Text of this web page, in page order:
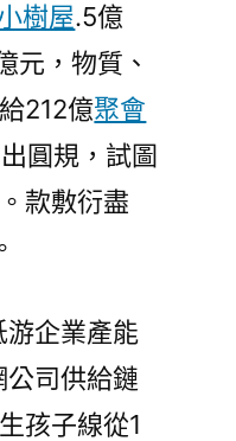
樹屋.5億
元，物質、
212億聚會
圓規，試圖
款敷衍盡
游企業產能
公司供給鏈
孩子線從1